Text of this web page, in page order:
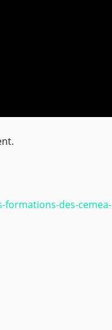
formations-des-cemea-